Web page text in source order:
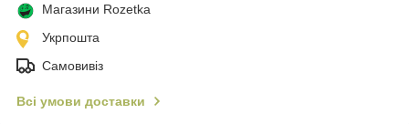
Магазини Rozetka
Укрпошта
Самовивіз
Всі умови доставки